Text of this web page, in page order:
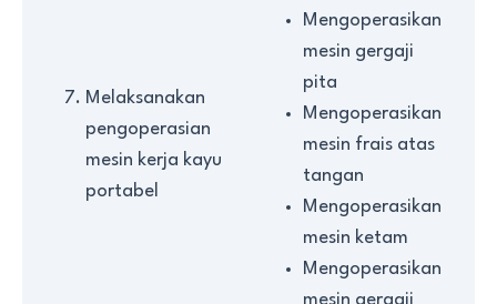
Melaksanakan
pengoperasian
mesin kerja kayu
portabel
Mengoperasikan
mesin gergaji
pita
Mengoperasikan
mesin frais atas
tangan
Mengoperasikan
mesin ketam
Mengoperasikan
mesin gergaji